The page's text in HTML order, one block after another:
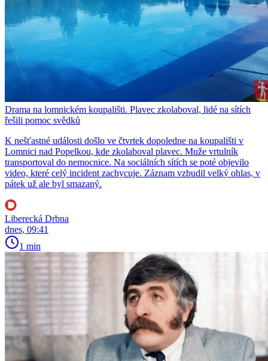
Drama na lomnickém koupališti. Plavec zkolaboval, lidé na sítích
řešili pomoc svědků
K nešťastné události došlo ve čtvrtek dopoledne na koupališti v
Lomnici nad Popelkou, kde zkolaboval plavec. Muže vrtulník
transportoval do nemocnice. Na sociálních sítích se poté objevilo
video, které celý incident zachycuje. Záznam vzbudil velký ohlas, v
pátek už ale byl smazaný.
Liberecká Drbna
dnes, 09:41
1 min